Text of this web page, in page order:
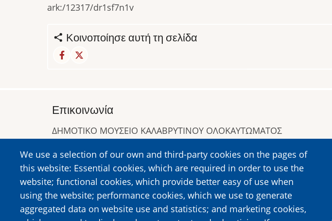
ark:/12317/dr1sf7n1v
Κοινοποίησε αυτή τη σελίδα
We use a selection of our own and third-party cookies on the pages of
this website: Essential cookies, which are required in order to use the
website; functional cookies, which provide better easy of use when
using the website; performance cookies, which we use to generate
aggregated data on website use and statistics; and marketing cookies,
Επικοινωνία
ΔΗΜΟΤΙΚΟ ΜΟΥΣΕΙΟ ΚΑΛΑΒΡΥΤΙΝΟΥ ΟΛΟΚΑΥΤΩΜΑΤΟΣ
Τηλ:2692023646, 2692360220
https://www.dmko.gr || info@dmko.gr
Image Image